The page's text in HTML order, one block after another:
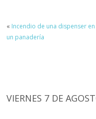
« Incendio de una dispenser en
un panadería
VIERNES 7 DE